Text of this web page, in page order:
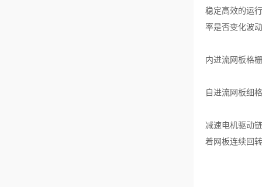
稳定高效的运
率是否变化波
内进流网板格栅
自进流网板细
减速电机驱动
着网板连续回